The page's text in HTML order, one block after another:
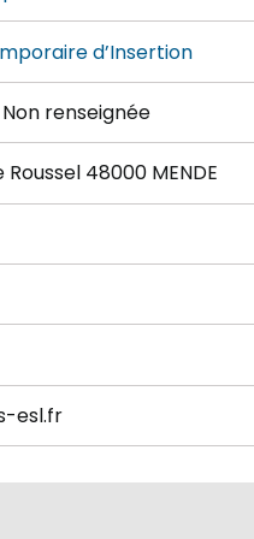
d’Insertion
Non renseignée
48000 MENDE
esl.fr